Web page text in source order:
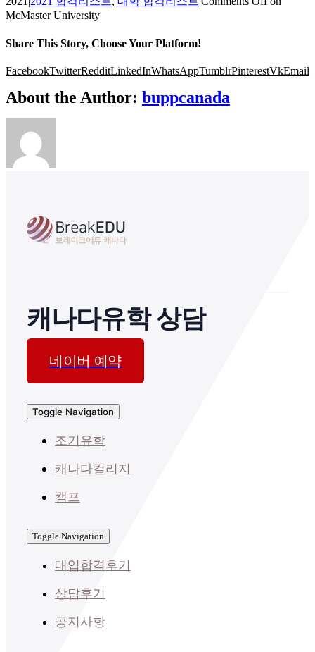
McMaster University
Share This Story, Choose Your Platform!
FacebookTwitterRedditLinkedInWhatsAppTumblrPinterestVkEmail
About the Author: buppcanada
캐나다유학 상담
네이버 예약
Toggle Navigation
조기유학
캐나다컬리지
캠프
Toggle Navigation
대입합격후기
상담후기
공지사항